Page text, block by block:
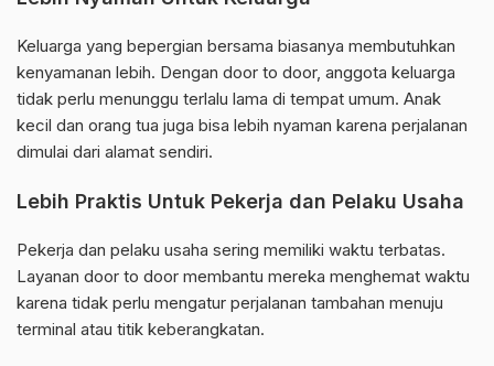
Keluarga yang bepergian bersama biasanya membutuhkan
kenyamanan lebih. Dengan door to door, anggota keluarga
tidak perlu menunggu terlalu lama di tempat umum. Anak
kecil dan orang tua juga bisa lebih nyaman karena perjalanan
dimulai dari alamat sendiri.
Lebih Praktis Untuk Pekerja dan Pelaku Usaha
Pekerja dan pelaku usaha sering memiliki waktu terbatas.
Layanan door to door membantu mereka menghemat waktu
karena tidak perlu mengatur perjalanan tambahan menuju
terminal atau titik keberangkatan.